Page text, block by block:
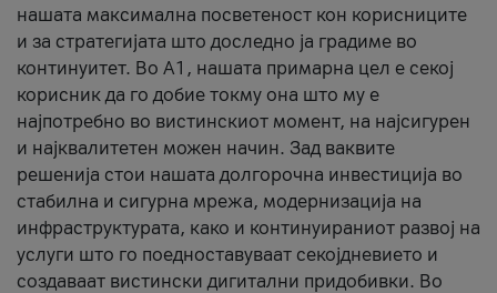
нашата максимална посветеност кон корисниците
и за стратегијата што доследно ја градиме во
континуитет. Во А1, нашата примарна цел е секој
корисник да го добие токму она што му е
најпотребно во вистинскиот момент, на најсигурен
и најквалитетен можен начин. Зад ваквите
решенија стои нашата долгорочна инвестиција во
стабилна и сигурна мрежа, модернизација на
инфраструктурата, како и континуираниот развој на
услуги што го поедноставуваат секојдневието и
создаваат вистински дигитални придобивки. Во